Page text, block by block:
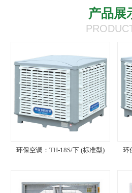
产品展
环保空调：TH-18S/下 (标准型) 环